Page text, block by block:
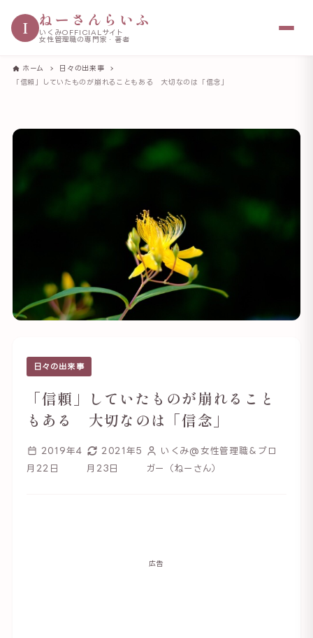
I ねーさんらいふ
いくみOFFICIALサイト
女性管理職の専門家・著者
ホーム
日々の出来事
「信頼」していたものが崩れることもある 大切なのは「信念」
日々の出来事
「信頼」していたものが崩れること
もある 大切なのは「信念」
2019年4
月22日
2021年5
月23日
いくみ@女性管理職＆ブロ
ガー（ねーさん）
広告